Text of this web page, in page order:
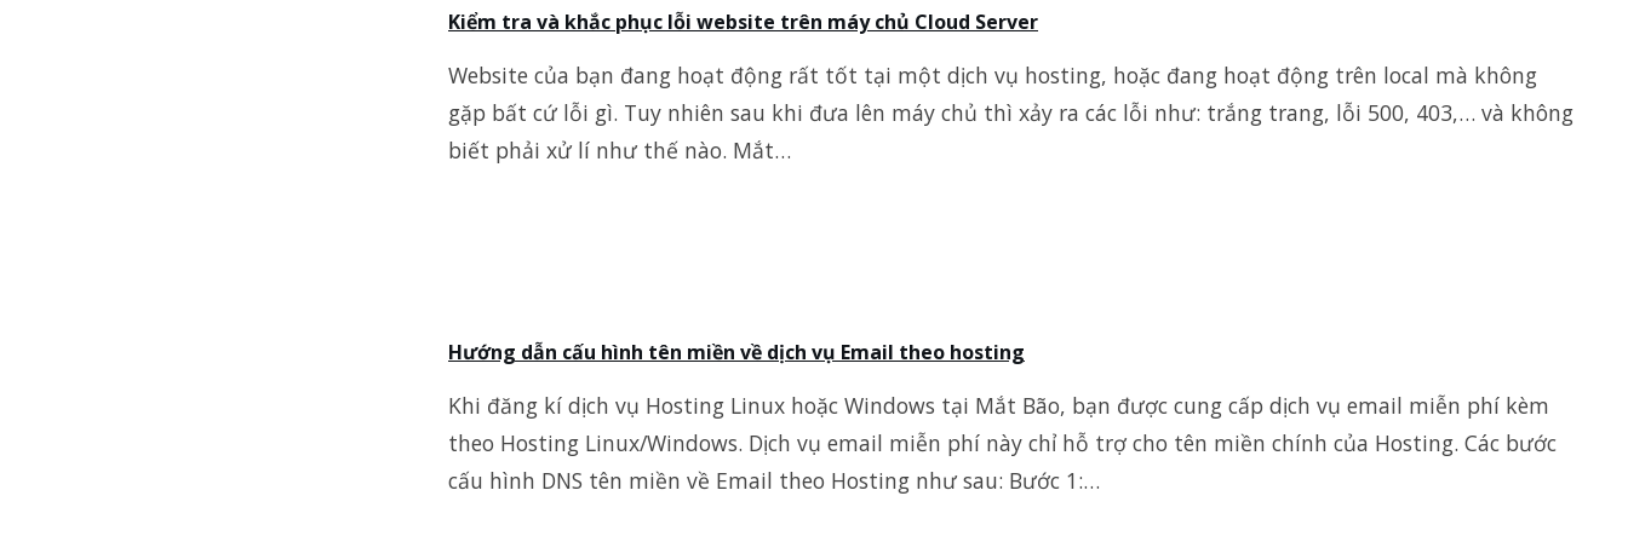
Kiểm tra và khắc phục lỗi website trên máy chủ Cloud Server
Website của bạn đang hoạt động rất tốt tại một dịch vụ hosting, hoặc đang hoạt động trên local mà không
gặp bất cứ lỗi gì. Tuy nhiên sau khi đưa lên máy chủ thì xảy ra các lỗi như: trắng trang, lỗi 500, 403,… và không
biết phải xử lí như thế nào. Mắt…
Hướng dẫn cấu hình tên miền về dịch vụ Email theo hosting
Khi đăng kí dịch vụ Hosting Linux hoặc Windows tại Mắt Bão, bạn được cung cấp dịch vụ email miễn phí kèm
theo Hosting Linux/Windows. Dịch vụ email miễn phí này chỉ hỗ trợ cho tên miền chính của Hosting. Các bước
cấu hình DNS tên miền về Email theo Hosting như sau: Bước 1:…